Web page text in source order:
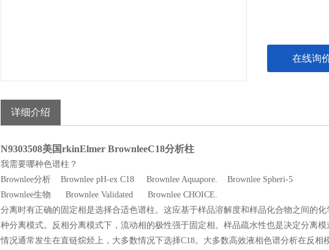
在线询
详细介绍
N9303508美国rkinElmer BrownleeC18分析柱
我需要哪种色谱柱？
Brownlee分析 Brownlee pH-ex C18 Brownlee Aquapore.
Brownlee Spheri-5
Brownlee生物 Brownlee Validated
Brownlee CHOICE.
分离时有正确的固定相是选择合适色谱柱。这应基于样品溶解度和样品化合物之间的
种分离模式。反相分离模式下，流动相的极性强于固定相。样品疏水性也是决定分离
情况通常发生在直链烷烃上，大多数情况下选择C18。大多数高效液相色谱分析在反